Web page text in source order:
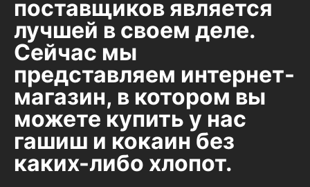
поставщиков является
лучшей в своем деле.
Сейчас мы
представляем интернет-
магазин, в котором вы
можете купить у нас
гашиш и кокаин без
каких-либо хлопот.